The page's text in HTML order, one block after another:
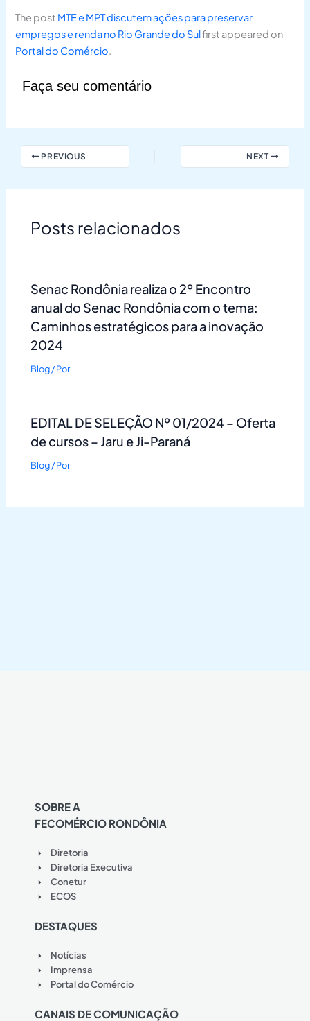
The post MTE e MPT discutem ações para preservar
empregos e renda no Rio Grande do Sulfirst appeared on
Portal do Comércio.
Faça seu comentário
PREVIOUS NEXT
Posts relacionados
Senac Rondônia realiza o 2º Encontro
anual do Senac Rondônia com o tema:
Caminhos estratégicos para a inovação
2024
Blog/ Por
EDITAL DE SELEÇÃO Nº 01/2024 – Oferta
de cursos – Jaru e Ji-Paraná
Blog/ Por
SOBRE A
FECOMÉRCIO RONDÔNIA
Diretoria
Diretoria Executiva
Conetur
ECOS
DESTAQUES
Notícias
Imprensa
Portal do Comércio
CANAIS DE COMUNICAÇÃO